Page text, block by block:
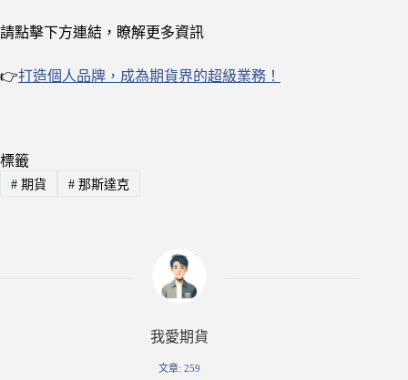
請點擊下方連結，瞭解更多資訊
👉打造個人品牌，成為期貨界的超級業務！
標籤
#期貨 #那斯達克
我愛期貨
文章: 259